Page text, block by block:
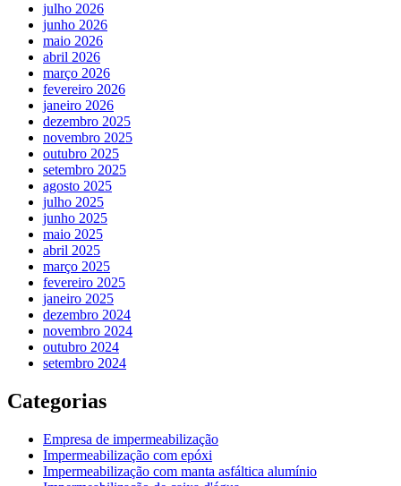
julho 2026
junho 2026
maio 2026
abril 2026
março 2026
fevereiro 2026
janeiro 2026
dezembro 2025
novembro 2025
outubro 2025
setembro 2025
agosto 2025
julho 2025
junho 2025
maio 2025
abril 2025
março 2025
fevereiro 2025
janeiro 2025
dezembro 2024
novembro 2024
outubro 2024
setembro 2024
Categorias
Empresa de impermeabilização
Impermeabilização com epóxi
Impermeabilização com manta asfáltica alumínio